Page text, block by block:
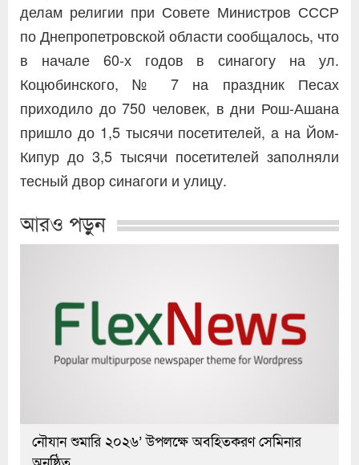
делам религии при Совете Министров СССР
по Днепропетровской области сообщалось, что
в начале 60-х годов в синагогу на ул.
Коцюбинского, № 7 на праздник Песах
приходило до 750 человек, в дни Рош-Ашана
пришло до 1,5 тысячи посетителей, а на Йом-
Кипур до 3,5 тысячи посетителей заполняли
тесный двор синагоги и улицу.
আরও পড়ুন
নৌযান শুমারি ২০২৬’ উপলক্ষে অবহিতকরণ সেমিনার